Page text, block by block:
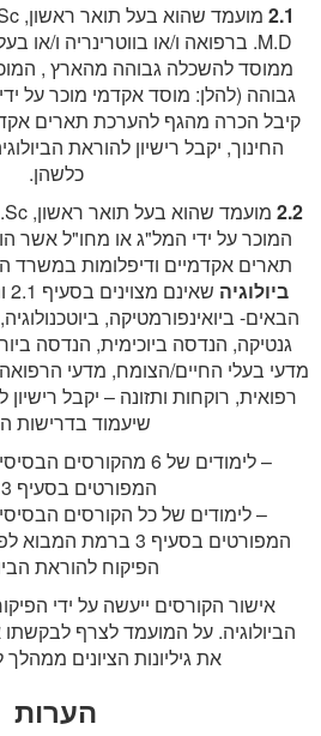
2.1
ממוסד להשכלה גבוהה מהארץ ,
גבוהה (להלן: מוסד אקדמי מוכר על
קיבל הכרה מהגף להערכת תארים
החינוך, יקבל רישיון להוראת
כלשהן.
2.2
המוכר על ידי המל"ג או מחו"ל אשר
תארים אקדמיים ודיפלומות במשרד
ביולוגיה
הבאים- ביואינפורמטיקה, ביוטכנולוגיה,
גנטיקה, הנדסה ביוכימית, הנדסה
מדעי בעלי החיים/הצומח, מדעי הרפואה,
רפואית, רוקחות ותזונה – יקבל רישיון
שיעמוד בדרישות
– לימודים של 6 מהקורסים
המפורטים בסעיף 3 להלן.
– לימודים של כל הקורסים
המפורטים בסעיף 3
הפיקוח להוראת
אישור הקורסים ייעשה על ידי
הביולוגיה. על המועמד לצרף
את גיליונות הציונים ממהלך
הערות